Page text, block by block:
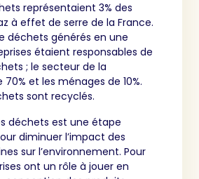
représentaient 3% des
à effet de serre de la France.
déchets générés en une
étaient responsables de
; le secteur de la
et les ménages de 10%.
sont recyclés.
déchets est une étape
diminuer l’impact des
sur l’environnement. Pour
ont un rôle à jouer en